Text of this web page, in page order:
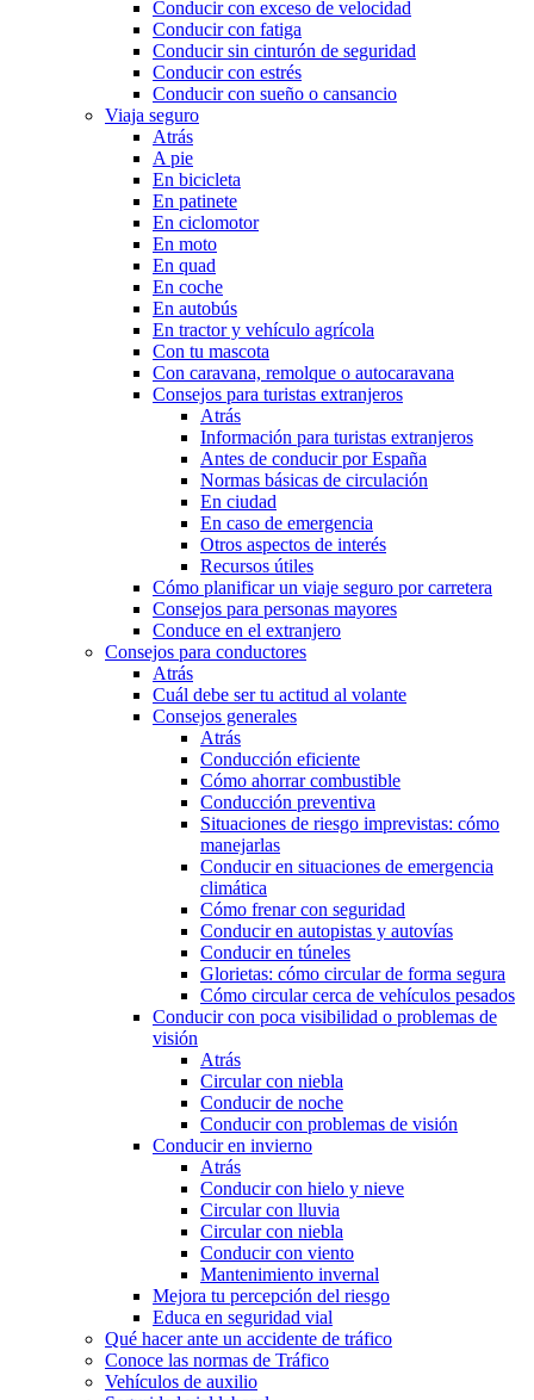
Conducir con exceso de velocidad
Conducir con fatiga
Conducir sin cinturón de seguridad
Conducir con estrés
Conducir con sueño o cansancio
Viaja seguro
Atrás
A pie
En bicicleta
En patinete
En ciclomotor
En moto
En quad
En coche
En autobús
En tractor y vehículo agrícola
Con tu mascota
Con caravana, remolque o autocaravana
Consejos para turistas extranjeros
Atrás
Información para turistas extranjeros
Antes de conducir por España
Normas básicas de circulación
En ciudad
En caso de emergencia
Otros aspectos de interés
Recursos útiles
Cómo planificar un viaje seguro por carretera
Consejos para personas mayores
Conduce en el extranjero
Consejos para conductores
Atrás
Cuál debe ser tu actitud al volante
Consejos generales
Atrás
Conducción eficiente
Cómo ahorrar combustible
Conducción preventiva
Situaciones de riesgo imprevistas: cómo
manejarlas
Conducir en situaciones de emergencia
climática
Cómo frenar con seguridad
Conducir en autopistas y autovías
Conducir en túneles
Glorietas: cómo circular de forma segura
Cómo circular cerca de vehículos pesados
Conducir con poca visibilidad o problemas de
visión
Atrás
Circular con niebla
Conducir de noche
Conducir con problemas de visión
Conducir en invierno
Atrás
Conducir con hielo y nieve
Circular con lluvia
Circular con niebla
Conducir con viento
Mantenimiento invernal
Mejora tu percepción del riesgo
Educa en seguridad vial
Qué hacer ante un accidente de tráfico
Conoce las normas de Tráfico
Vehículos de auxilio